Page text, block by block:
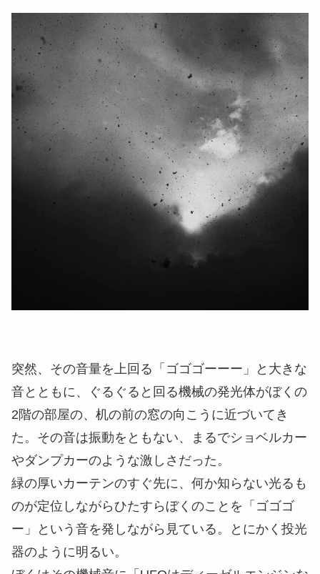
突然、その音量を上回る「ゴゴゴーーー」と大きな
音とともに、ぐるぐると回る機械の発光体がぼくの
2階の部屋の、机の前の窓の向こうに近づいてき
た。その音は振動をともない、まるでショベルカー
やダンプカーのような激しさだった。
緑の厚いカーテンのすぐ先に、何か知らない光るも
のが定位しながらひたすらぼくのことを「ゴゴゴ
ー」という音を発しながら見ている。とにかく投光
器のように明るい。